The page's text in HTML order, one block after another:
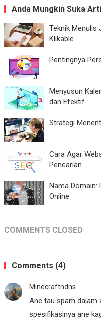
Anda Mungkin Suka
Teknik Menulis
Klikable
Pentingnya
Menyusun
dan Efektif
Strategi
Cara Agar
Pencarian
Nama Domain:
Online
COMMENTS CLOSED
Comments (4)
Minecraftndns
Ane tau spam dalam
spesifikasinya ane